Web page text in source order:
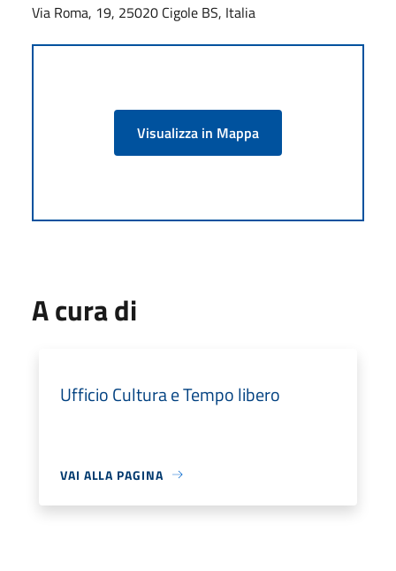
Via Roma, 19, 25020 Cigole BS, Italia
Visualizza in Mappa
A cura di
Ufficio Cultura e Tempo libero
VAI ALLA PAGINA